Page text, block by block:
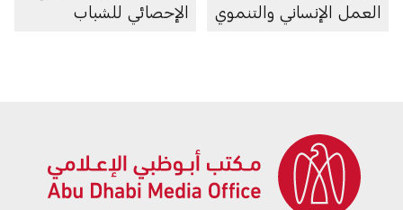
العمل الإنساني والتنموي
الإحصائي للشباب